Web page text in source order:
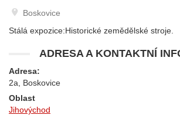
Boskovice
Stálá expozice:Historické zemědělské stroje.
ADRESA A KONTAKTNÍ
Adresa:
2a, Boskovice
Oblast
Jihovýchod